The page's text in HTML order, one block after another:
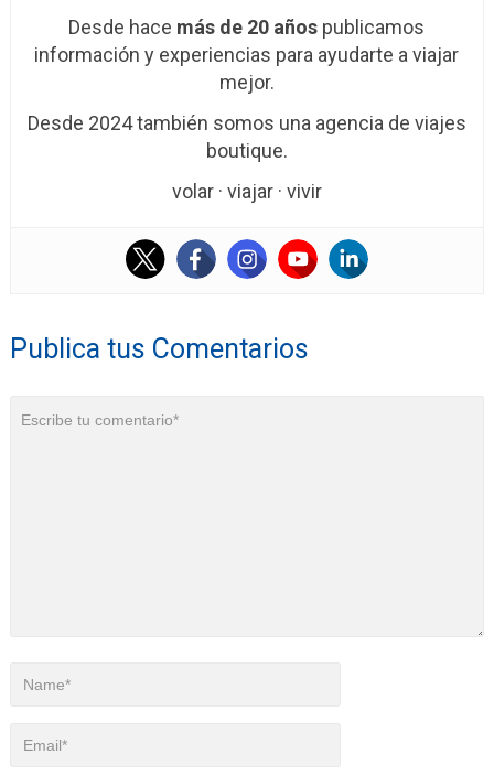
Desde hace más de 20 años publicamos
información y experiencias para ayudarte a viajar
mejor.
Desde 2024 también somos una agencia de viajes
boutique.
volar · viajar · vivir
Publica tus Comentarios